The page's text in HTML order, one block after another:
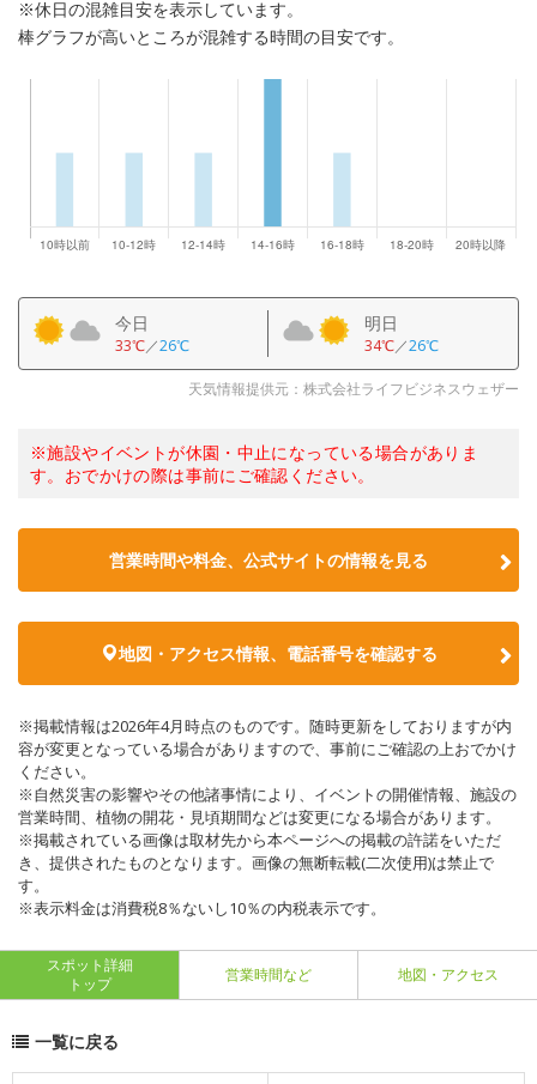
※休日の混雑目安を表示しています。
棒グラフが高いところが混雑する時間の目安です。
今日
33℃／26℃
明日
34℃／26℃
天気情報提供元：株式会社ライフビジネスウェザー
※施設やイベントが休園・中止になっている場合がありま
す。おでかけの際は事前にご確認ください。
営業時間や料金、公式サイトの情報を見る
地図・アクセス情報、電話番号を確認する
※掲載情報は2026年4月時点のものです。随時更新をしておりますが内
容が変更となっている場合がありますので、事前にご確認の上おでかけ
ください。
※自然災害の影響やその他諸事情により、イベントの開催情報、施設の
営業時間、植物の開花・見頃期間などは変更になる場合があります。
※掲載されている画像は取材先から本ページへの掲載の許諾をいただ
き、提供されたものとなります。画像の無断転載(二次使用)は禁止で
す。
※表示料金は消費税8％ないし10％の内税表示です。
スポット詳細
トップ
営業時間など 地図・アクセス
一覧に戻る